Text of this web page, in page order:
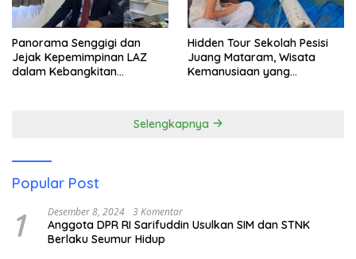
Panorama Senggigi dan
Jejak Kepemimpinan LAZ
dalam Kebangkitan
Hidden Tour Sekolah Pesisi
Juang Mataram, Wisata
Kemanusiaan yang
Selengkapnya
Popular Post
1 Desember 8, 2024 3 Komentar
Anggota DPR RI Sarifuddin Usulkan SIM dan STNK
Berlaku Seumur Hidup